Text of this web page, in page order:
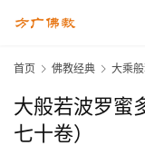
首页 佛教经典 大乘
大般若波罗蜜
七十卷）